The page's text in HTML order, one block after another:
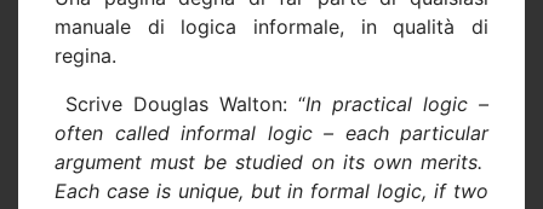
manuale di logica informale, in qualità di
regina.
Scrive Douglas Walton: “In practical logic –
often called informal logic – each particular
argument must be studied on its own merits.
Each case is unique, but in formal logic, if two